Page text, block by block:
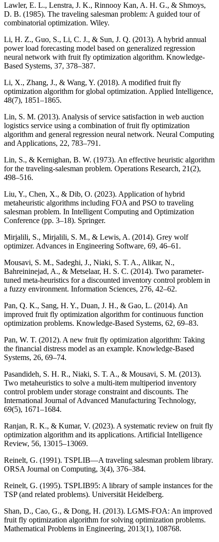
Lawler, E. L., Lenstra, J. K., Rinnooy Kan, A. H. G., & Shmoys,
D. B. (1985). The traveling salesman problem: A guided tour of
combinatorial optimization. Wiley.
Li, H. Z., Guo, S., Li, C. J., & Sun, J. Q. (2013). A hybrid annual
power load forecasting model based on generalized regression
neural network with fruit fly optimization algorithm. Knowledge-
Based Systems, 37, 378–387.
Li, X., Zhang, J., & Wang, Y. (2018). A modified fruit fly
optimization algorithm for global optimization. Applied Intelligence,
48(7), 1851–1865.
Lin, S. M. (2013). Analysis of service satisfaction in web auction
logistics service using a combination of fruit fly optimization
algorithm and general regression neural network. Neural Computing
and Applications, 22, 783–791.
Lin, S., & Kernighan, B. W. (1973). An effective heuristic algorithm
for the traveling-salesman problem. Operations Research, 21(2),
498–516.
Liu, Y., Chen, X., & Dib, O. (2023). Application of hybrid
metaheuristic algorithms including FOA and PSO to traveling
salesman problem. In Intelligent Computing and Optimization
Conference (pp. 3–18). Springer.
Mirjalili, S., Mirjalili, S. M., & Lewis, A. (2014). Grey wolf
optimizer. Advances in Engineering Software, 69, 46–61.
Mousavi, S. M., Sadeghi, J., Niaki, S. T. A., Alikar, N.,
Bahreininejad, A., & Metselaar, H. S. C. (2014). Two parameter-
tuned meta-heuristics for a discounted inventory control problem in
a fuzzy environment. Information Sciences, 276, 42–62.
Pan, Q. K., Sang, H. Y., Duan, J. H., & Gao, L. (2014). An
improved fruit fly optimization algorithm for continuous function
optimization problems. Knowledge-Based Systems, 62, 69–83.
Pan, W. T. (2012). A new fruit fly optimization algorithm: Taking
the financial distress model as an example. Knowledge-Based
Systems, 26, 69–74.
Pasandideh, S. H. R., Niaki, S. T. A., & Mousavi, S. M. (2013).
Two metaheuristics to solve a multi-item multiperiod inventory
control problem under storage constraint and discounts. The
International Journal of Advanced Manufacturing Technology,
69(5), 1671–1684.
Ranjan, R. K., & Kumar, V. (2023). A systematic review on fruit fly
optimization algorithm and its applications. Artificial Intelligence
Review, 56, 13015–13069.
Reinelt, G. (1991). TSPLIB—A traveling salesman problem library.
ORSA Journal on Computing, 3(4), 376–384.
Reinelt, G. (1995). TSPLIB95: A library of sample instances for the
TSP (and related problems). Universität Heidelberg.
Shan, D., Cao, G., & Dong, H. (2013). LGMS-FOA: An improved
fruit fly optimization algorithm for solving optimization problems.
Mathematical Problems in Engineering, 2013(1), 108768.